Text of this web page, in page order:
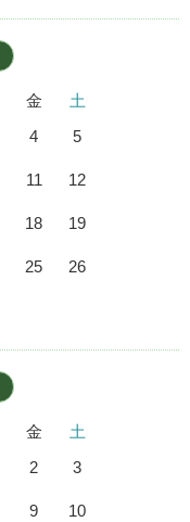
金
土
4 5
11 12
18 19
25 26
金
土
2 3
9 10